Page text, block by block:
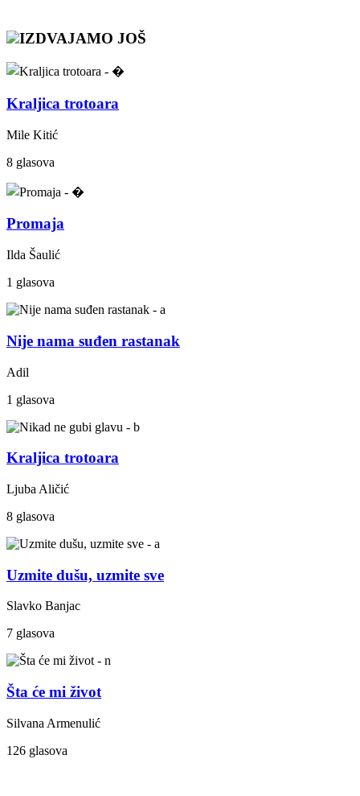
IZDVAJAMO JOŠ
Kraljica trotoara
Mile Kitić
8 glasova
Promaja
Ilda Šaulić
1 glasova
Nije nama suđen rastanak
Adil
1 glasova
Kraljica trotoara
Ljuba Aličić
8 glasova
Uzmite dušu, uzmite sve
Slavko Banjac
7 glasova
Šta će mi život
Silvana Armenulić
126 glasova